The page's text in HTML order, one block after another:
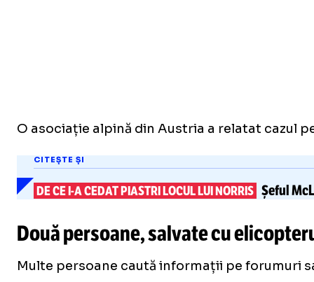
O asociație alpină din Austria a relatat cazul
CITEȘTE ȘI
DE CEI-ACEDAT PIASTRI LOCUL LUI NORRIS Șeful
Două persoane, salvate cu
Multe persoane caută informații pe forumuri